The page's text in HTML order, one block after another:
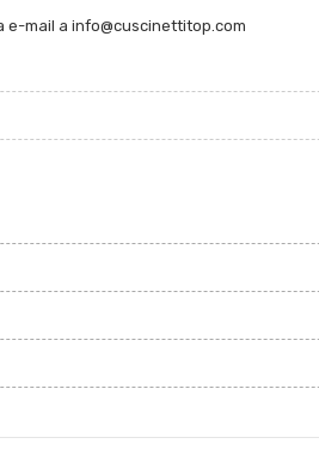
e-mail a info@cuscinettitop.com